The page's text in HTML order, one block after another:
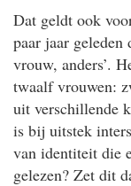
Dat geldt ook
paar jaar geleden
vrouw, anders’.
twaalf vrouwen:
uit verschillende
is bij uitstek
van identiteit die
gelezen? Zet dit